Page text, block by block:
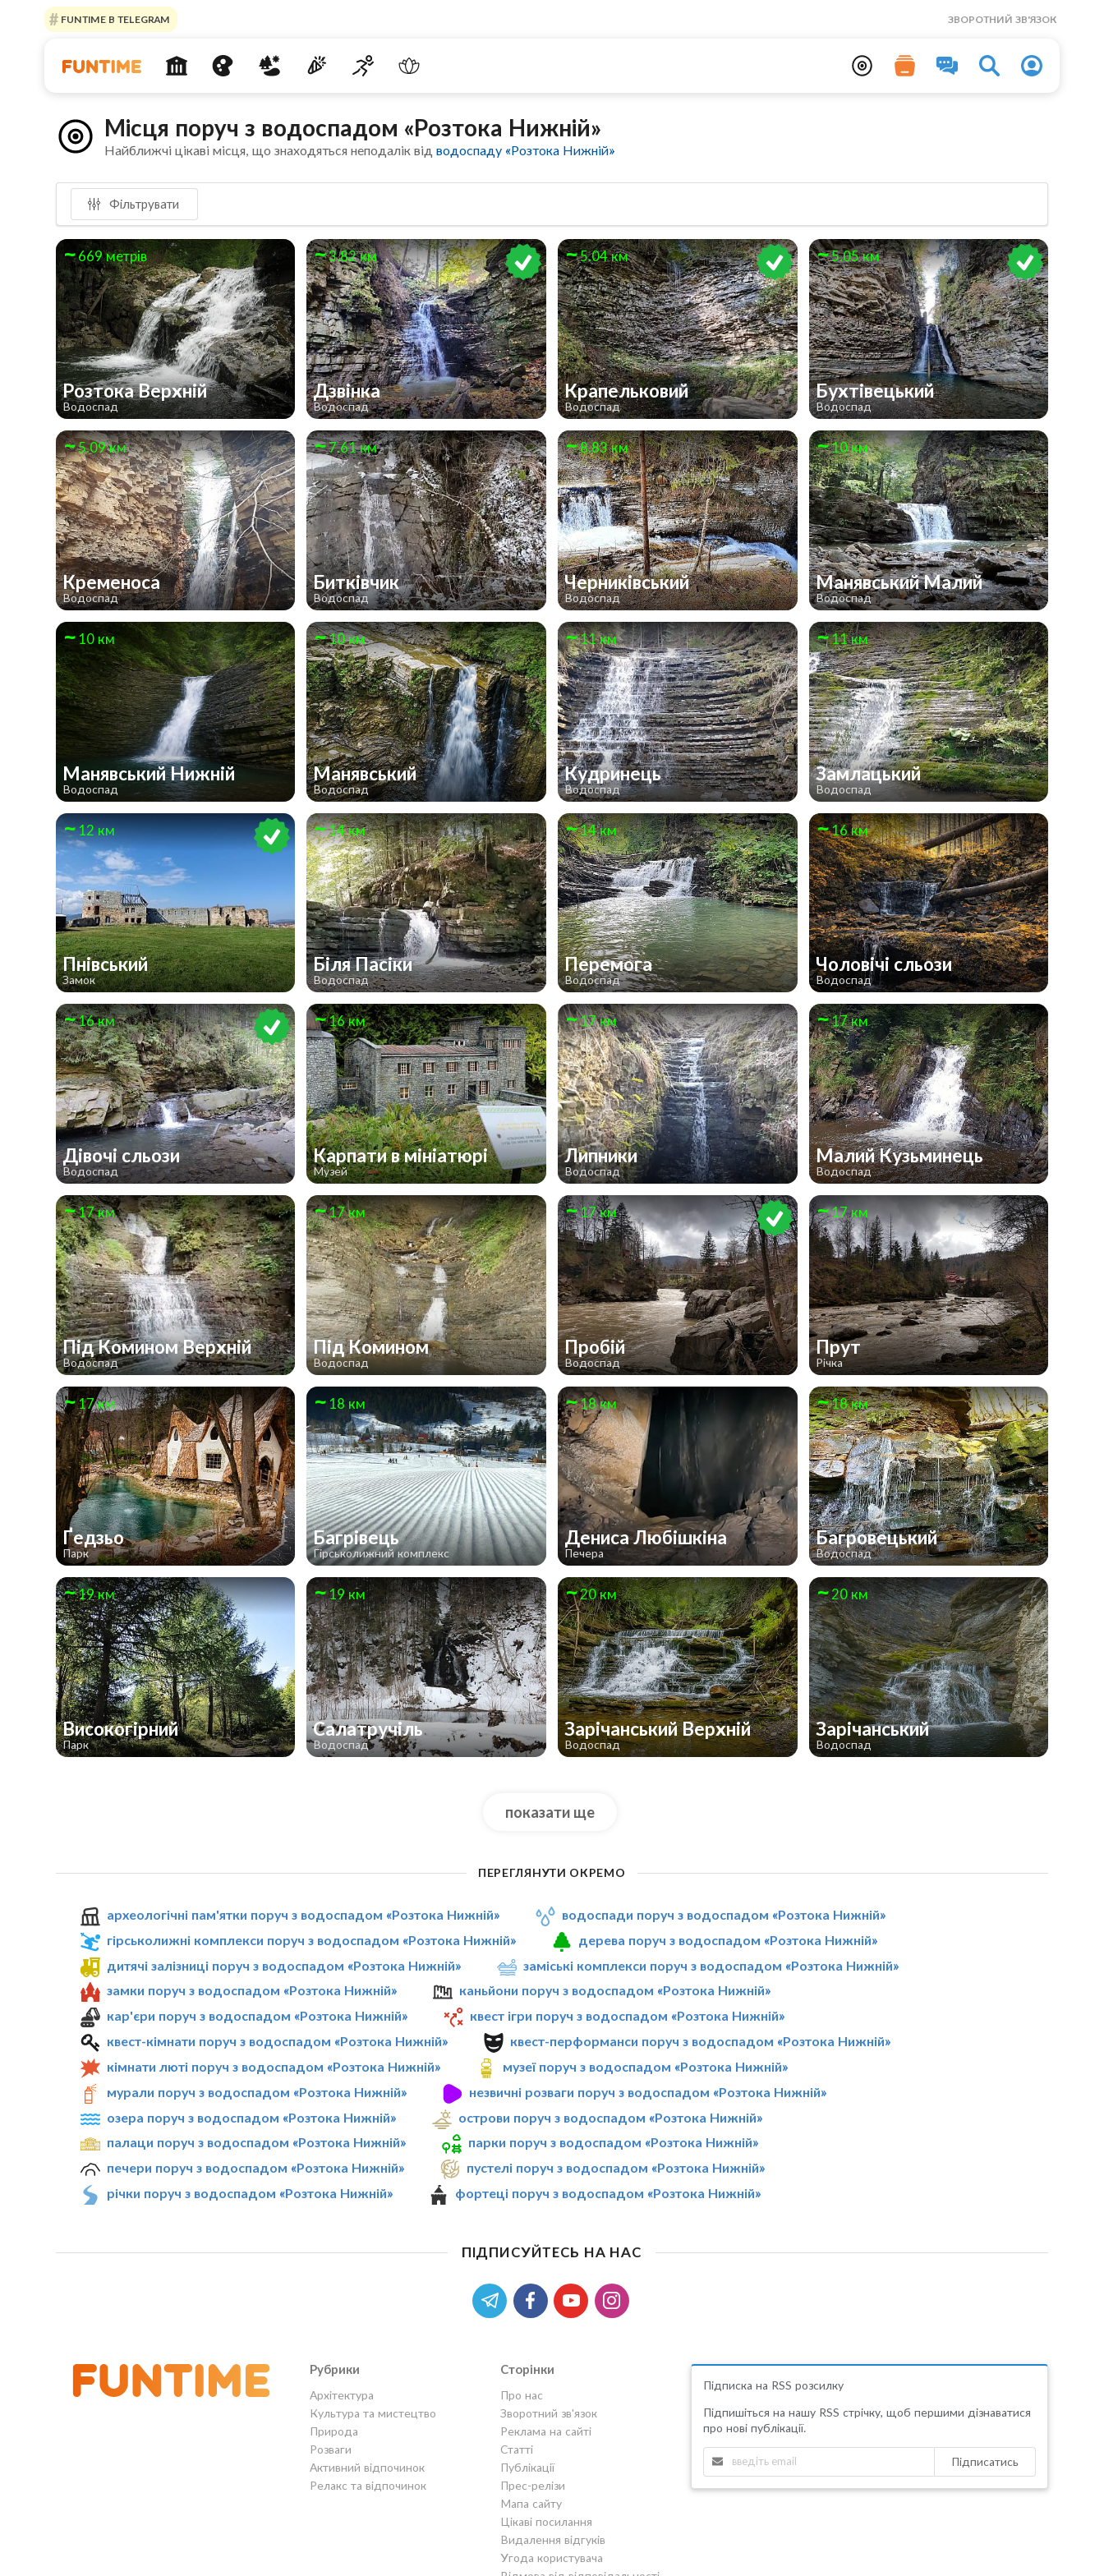
FUNTIME В TELEGRAM ЗВОРОТНИЙ ЗВ'ЯЗОК
Місця поруч з водоспадом «Розтока Нижній»
Найближчі цікаві місця, що знаходяться неподалік відводоспаду «Розтока Нижній»
Фільтрувати
669 метрів
Розтока Верхній
Водоспад
3.82 км
Дзвінка
Водоспад
5.04 км
Крапельковий
Водоспад
5.05 км
Бухтівецький
Водоспад
5.09 км
Кременоса
Водоспад
7.61 км
Битківчик
Водоспад
8.83 км
Черниківський
Водоспад
10 км
Манявський Малий
Водоспад
10 км
Манявський Нижній
Водоспад
10 км
Манявський
Водоспад
11 км
Кудринець
Водоспад
11 км
Замлацький
Водоспад
12 км
Пнівський
Замок
14 км
Біля Пасіки
Водоспад
14 км
Перемога
Водоспад
16 км
Чоловічі сльози
Водоспад
16 км
Дівочі сльози
Водоспад
16 км
Карпати в мініатюрі
Музей
17 км
Липники
Водоспад
17 км
Малий Кузьминець
Водоспад
17 км
Під Комином Верхній
Водоспад
17 км
Під Комином
Водоспад
17 км
Пробій
Водоспад
17 км
Прут
Річка
17 км
Ґедзьо
Парк
18 км
Багрівець
Гірськолижний комплекс
18 км
Дениса Любішкіна
Печера
18 км
Багровецький
Водоспад
19 км
Високогірний
Парк
19 км
Салатручіль
Водоспад
20 км
Зарічанський Верхній
Водоспад
20 км
Зарічанський
Водоспад
показати ще
ПЕРЕГЛЯНУТИ ОКРЕМО
археологічні пам'ятки поруч з водоспадом «Розтока Нижній»
водоспади поруч з водоспадом «Розтока Нижній»
гірськолижні комплекси поруч з водоспадом «Розтока Нижній»
дерева поруч з водоспадом «Розтока Нижній»
дитячі залізниці поруч з водоспадом «Розтока Нижній»
заміські комплекси поруч з водоспадом «Розтока Нижній»
замки поруч з водоспадом «Розтока Нижній»
каньйони поруч з водоспадом «Розтока Нижній»
кар'єри поруч з водоспадом «Розтока Нижній»
квест ігри поруч з водоспадом «Розтока Нижній»
квест-кімнати поруч з водоспадом «Розтока Нижній»
квест-перформанси поруч з водоспадом «Розтока Нижній»
кімнати люті поруч з водоспадом «Розтока Нижній»
музеї поруч з водоспадом «Розтока Нижній»
мурали поруч з водоспадом «Розтока Нижній»
незвичні розваги поруч з водоспадом «Розтока Нижній»
озера поруч з водоспадом «Розтока Нижній»
острови поруч з водоспадом «Розтока Нижній»
палаци поруч з водоспадом «Розтока Нижній»
парки поруч з водоспадом «Розтока Нижній»
печери поруч з водоспадом «Розтока Нижній»
пустелі поруч з водоспадом «Розтока Нижній»
річки поруч з водоспадом «Розтока Нижній»
фортеці поруч з водоспадом «Розтока Нижній»
ПІДПИСУЙТЕСЬ НА НАС
Рубрики
Архітектура
Культура та мистецтво
Природа
Розваги
Активний відпочинок
Релакс та відпочинок
Сторінки
Про нас
Зворотний зв'язок
Реклама на сайті
Статті
Публікації
Прес-релізи
Мапа сайту
Цікаві посилання
Видалення відгуків
Угода користувача
Підписка на RSS розсилку
Підпишіться на нашу RSS стрічку, щоб першими дізнаватися
про нові публікації.
Підписатись